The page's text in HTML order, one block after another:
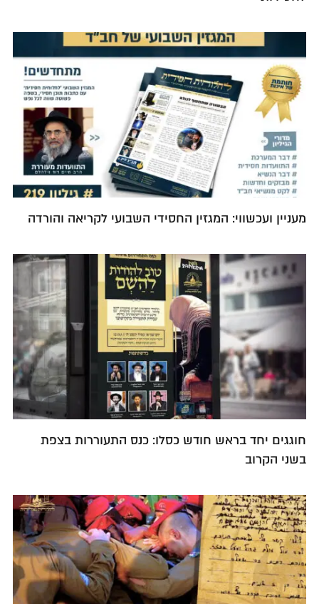
מעניין ועכשווי: המגזין החסידי השבועי לקריאה והורדה
חוגגים יחד בראש חודש כסלו: כנס התעוררות בצפת
בשני הקרוב